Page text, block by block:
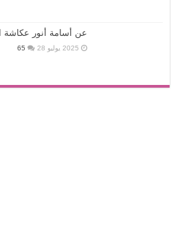
عن أسامة أنور عكاشة
2025 يوليو 28 65